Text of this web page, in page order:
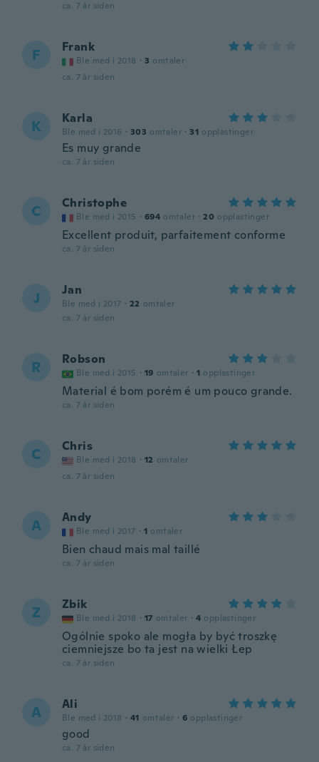
ca. 7 år siden
F Frank
Ble med i 2018 · 3 omtaler
ca. 7 år siden
K Karla
Ble med i 2016 · 303 omtaler · 31 opplastinger
Es muy grande
ca. 7 år siden
C Christophe
Ble med i 2015 · 694 omtaler · 20 opplastinger
Excellent produit, parfaitement conforme
ca. 7 år siden
J Jan
Ble med i 2017 · 22 omtaler
ca. 7 år siden
R Robson
Ble med i 2015 · 19 omtaler · 1 opplastinger
Material é bom porém é um pouco grande.
ca. 7 år siden
C Chris
Ble med i 2018 · 12 omtaler
ca. 7 år siden
A Andy
Ble med i 2017 · 1 omtaler
Bien chaud mais mal taillé
ca. 7 år siden
Z Zbik
Ble med i 2018 · 17 omtaler · 4 opplastinger
Ogólnie spoko ale mogła by być troszkę
ciemniejsze bo ta jest na wielki Łep
ca. 7 år siden
A Ali
Ble med i 2018 · 41 omtaler · 6 opplastinger
good
ca. 7 år siden